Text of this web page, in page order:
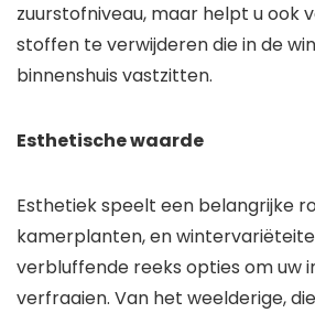
zuurstofniveau, maar helpt u ook
stoffen te verwijderen die in de
binnenshuis vastzitten.
Esthetische waarde
Esthetiek speelt een belangrijke
kamerplanten, en
verbluffende reeks opties om uw
verfraaien. Van het weelderige,